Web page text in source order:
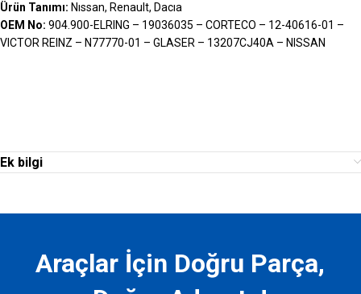
Ürün Tanımı: Nıssan, Renault, Dacıa
OEM No: 904.900-ELRING – 19036035 – CORTECO – 12-40616-01 –
VICTOR REINZ – N77770-01 – GLASER – 13207CJ40A – NISSAN
Ek bilgi
Araçlar İçin Doğru Parça,